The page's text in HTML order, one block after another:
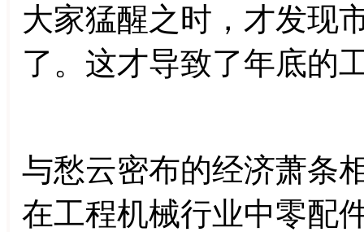
大家猛醒之时，才发现
了。这才导致了年底的
与愁云密布的经济萧条
在工程机械行业中零配